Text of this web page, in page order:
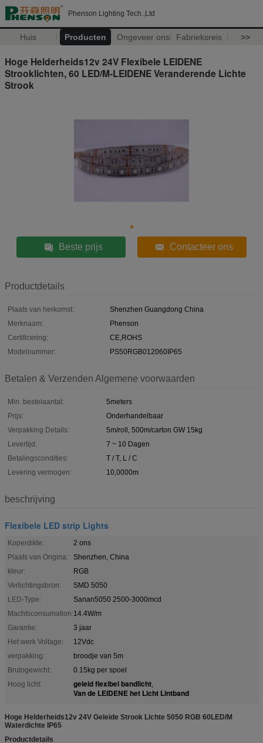
Phenson Lighting Tech.,Ltd
Huis Producten Ongeveer ons Fabrieksreis >>
Hoge Helderheids12v 24V Flexibele LEIDENE
Strooklichten, 60 LED/M-LEIDENE Veranderende Lichte
Strook
Beste prijs Contacteer ons
Productdetails
Plaats van herkomst:
Shenzhen Guangdong China
Merknaam:
Phenson
Certificering:
CE,ROHS
Modelnummer:
PS50RGB012060IP65
Betalen & Verzenden Algemene voorwaarden
Min. bestelaantal:
5meters
Prijs:
Onderhandelbaar
Verpakking Details:
5m/roll, 500m/carton GW 15kg
Levertijd:
7 ~ 10 Dagen
Betalingscondities:
T / T, L / C
Levering vermogen:
10,0000m
beschrijving
Flexibele LED strip Lights
Koperdikte:
2 ons
Plaats van Origina:
Shenzhen, China
kleur:
RGB
Verlichtingsbron:
SMD 5050
LED-Type:
Sanan5050 2500-3000mcd
Machtsconsumation:14.4W/m
Garantie:
3 jaar
Het werk Voltage:
12Vdc
verpakking:
broodje van 5m
Brutogewicht:
0.15kg per spoel
Hoog licht:
geleid flexibel bandlicht,
Van de LEIDENE het Licht Lintband
Hoge Helderheids12v 24V Geleide Strook Lichte 5050 RGB 60LED/M
Waterdichte IP65
Productdetails